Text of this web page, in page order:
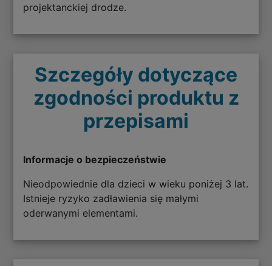
projektanckiej drodze.
Szczegóły dotyczące
zgodności produktu z
przepisami
Informacje o bezpieczeństwie
Nieodpowiednie dla dzieci w wieku poniżej 3 lat.
Istnieje ryzyko zadławienia się małymi
oderwanymi elementami.